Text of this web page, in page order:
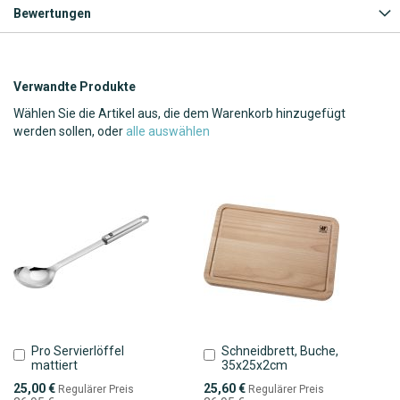
Bewertungen
Verwandte Produkte
Wählen Sie die Artikel aus, die dem Warenkorb hinzugefügt
werden sollen, oderalle auswählen
Pro Servierlöffel
mattiert
Sonderpreis
25,00 € Regulärer Preis
In
den
Warenkorb
Schneidbrett, Buche,
35x25x2cm
Sonderpreis
25,60 € Regulärer Preis
In
den
Warenkorb